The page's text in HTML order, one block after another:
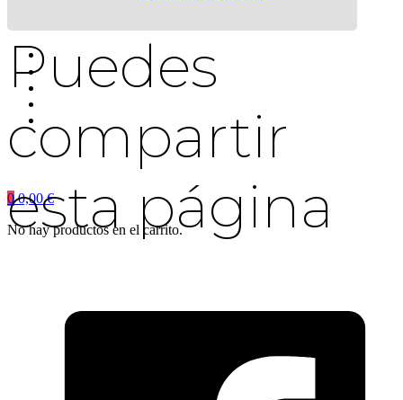
0 0,00€
No hay productos en el carrito.
Puedes
compartir
esta página